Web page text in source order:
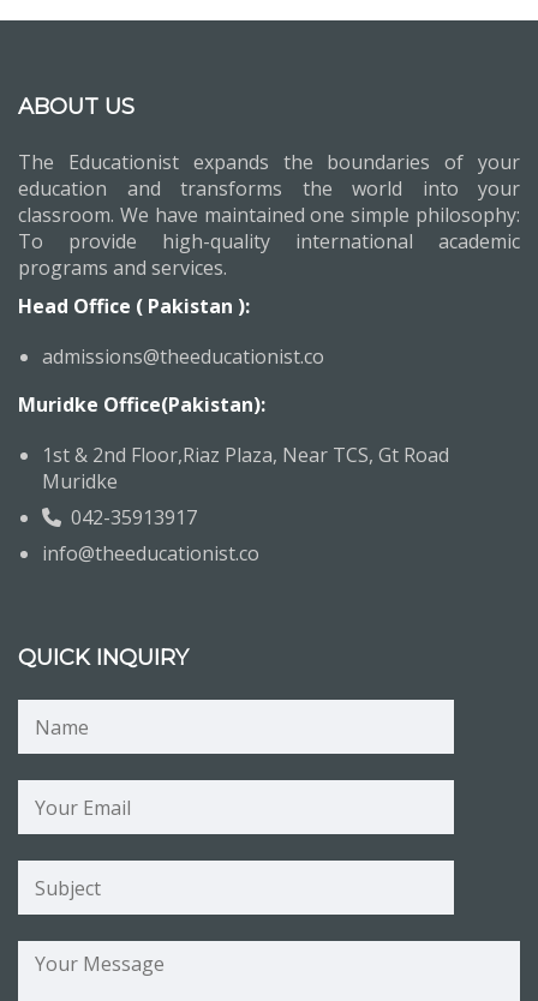
ABOUT US
The Educationist expands the boundaries of your
education and transforms the world into your
classroom. We have maintained one simple philosophy:
To provide high-quality international academic
programs and services.
Head Office ( Pakistan ):
admissions@theeducationist.co
Muridke Office(Pakistan):
1st & 2nd Floor,Riaz Plaza, Near TCS, Gt Road
Muridke
042-35913917
info@theeducationist.co
QUICK INQUIRY